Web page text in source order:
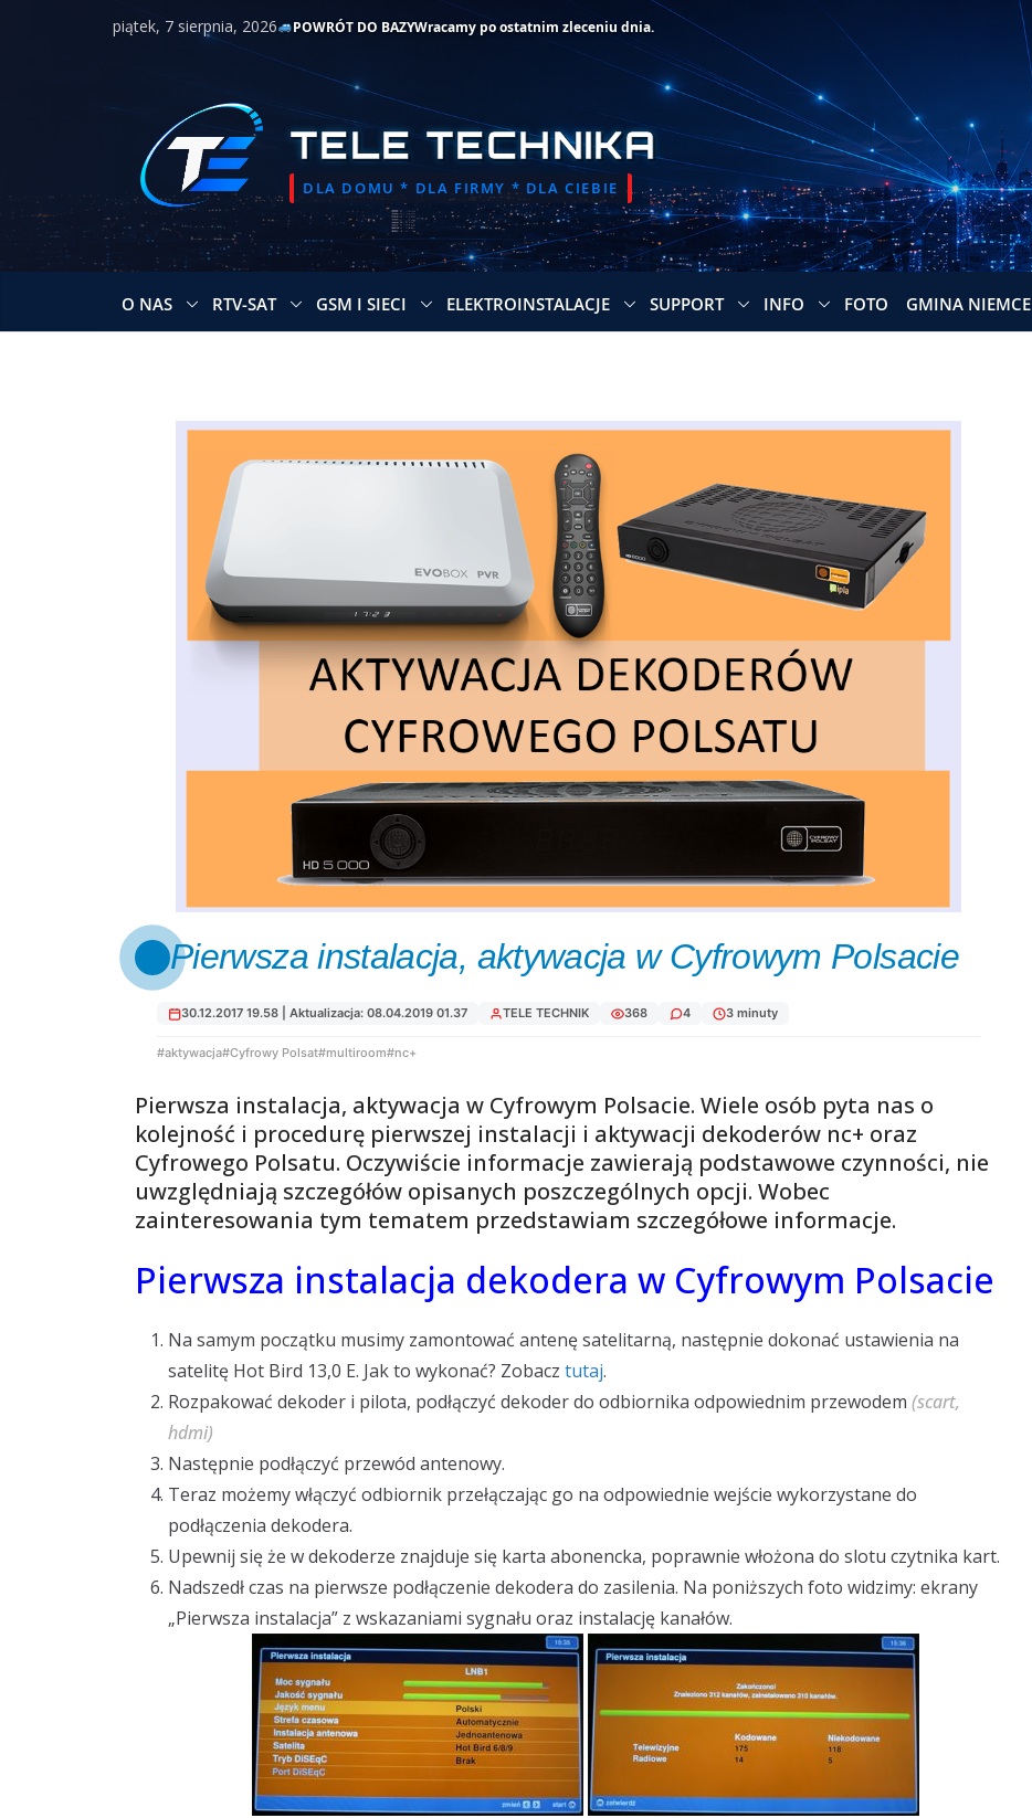
piątek, 7 sierpnia, 2026 POWRÓT DO BAZYWracamy po ostatnim zleceniu dnia.
TELE TECHNIKA
DLA DOMU * DLA FIRMY * DLA CIEBIE
O NAS RTV-SAT GSM I SIECI ELEKTROINSTALACJE SUPPORT INFO FOTO GMINA NIEMCE
Pierwsza instalacja, aktywacja w Cyfrowym Polsacie
30.12.2017 19.58 | Aktualizacja: 08.04.2019 01.37 TELE TECHNIK 368 4 3 minuty
#aktywacja#Cyfrowy Polsat#multiroom#nc+
Pierwsza instalacja, aktywacja w Cyfrowym Polsacie. Wiele osób pyta nas o
kolejność i procedurę pierwszej instalacji i aktywacji dekoderów nc+ oraz
Cyfrowego Polsatu. Oczywiście informacje zawierają podstawowe czynności, nie
uwzględniają szczegółów opisanych poszczególnych opcji. Wobec
zainteresowania tym tematem przedstawiam szczegółowe informacje.
Pierwsza instalacja dekodera w Cyfrowym Polsacie
Na samym początku musimy zamontować antenę satelitarną, następnie dokonać ustawienia na
satelitę Hot Bird 13,0 E. Jak to wykonać? Zobacz tutaj.
Rozpakować dekoder i pilota, podłączyć dekoder do odbiornika odpowiednim przewodem (scart,
hdmi)
Następnie podłączyć przewód antenowy.
Teraz możemy włączyć odbiornik przełączając go na odpowiednie wejście wykorzystane do
podłączenia dekodera.
Upewnij się że w dekoderze znajduje się karta abonencka, poprawnie włożona do slotu czytnika kart.
Nadszedł czas na pierwsze podłączenie dekodera do zasilenia. Na poniższych foto widzimy: ekrany
„Pierwsza instalacja” z wskazaniami sygnału oraz instalację kanałów.